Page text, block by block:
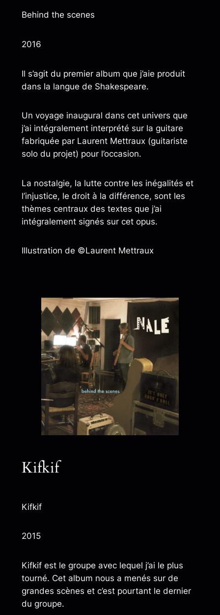
Behind the scenes
2016
Il s’agit du premier album que j’aie produit
dans la langue de Shakespeare.
Un voyage inaugural dans cet univers que
j’ai intégralement interprété sur la guitare
fabriquée par Laurent Mettraux (guitariste
solo du projet) pour l’occasion.
La nostalgie, la lutte contre les inégalités et
l’injustice, le droit à la différence, sont les
thèmes centraux des textes que j’ai
intégralement signés sur cet opus.
Illustration de ©Laurent Mettraux
Kifkif
Kifkif
2015
Kifkif est le groupe avec lequel j’ai le plus
tourné. Cet album nous a menés sur de
grandes scènes et c’est pourtant le dernier
du groupe.